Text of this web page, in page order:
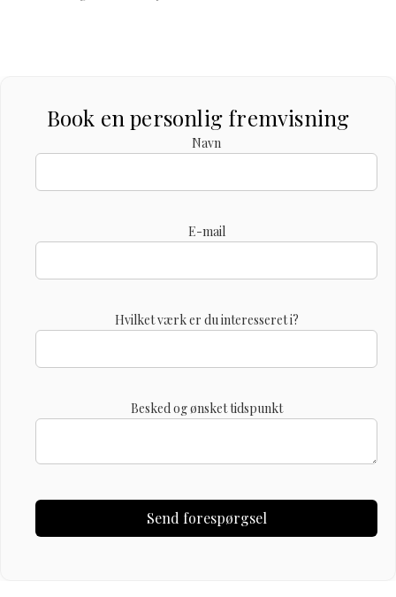
Book en personlig fremvisning
Navn
E-mail
Hvilket værk er du interesseret i?
Besked og ønsket tidspunkt